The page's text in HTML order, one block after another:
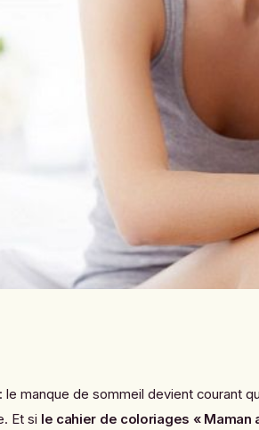
manque de sommeil devient courant
Et si le cahier de coloriages « Maman